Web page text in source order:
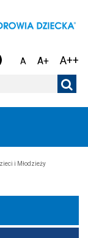
A A+ A++
i Młodzieży